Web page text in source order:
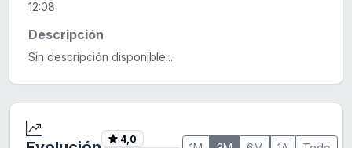
12:08
Descripción
Sin descripción disponible....
4,0